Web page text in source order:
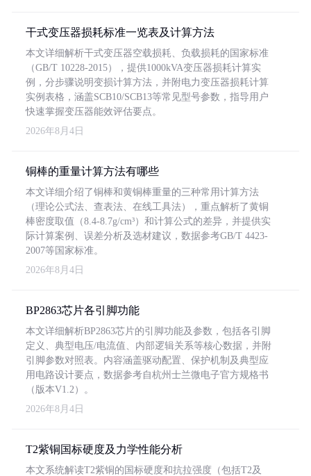
干式变压器损耗标准一览表及计算方法
本文详细解析干式变压器空载损耗、负载损耗的国家标准
（GB/T 10228-2015），提供1000kVA变压器损耗计算实
例，分步骤说明变损计算方法，并附电力变压器损耗计算
实例表格，涵盖SCB10/SCB13等常见型号参数，指导用户
快速掌握变压器能效评估要点。
2026年8月4日
铜棒的重量计算方法有哪些
本文详细介绍了铜棒和黄铜棒重量的三种常用计算方法
（理论公式法、查表法、在线工具法），重点解析了黄铜
棒密度取值（8.4-8.7g/cm³）和计算公式的差异，并提供实
际计算案例、误差分析及选材建议，数据参考GB/T 4423-
2007等国家标准。
2026年8月4日
BP2863芯片各引脚功能
本文详细解析BP2863芯片的引脚功能及参数，包括各引脚
定义、典型电压/电流值、内部逻辑关系等核心数据，并附
引脚参数对照表。内容涵盖驱动配置、保护机制及典型应
用电路设计要点，数据参考自杭州士兰微电子官方规格书
（版本V1.2）。
2026年8月4日
T2紫铜国标硬度及力学性能分析
本文系统解读T2紫铜的国标硬度和抗拉强度（包括T2及